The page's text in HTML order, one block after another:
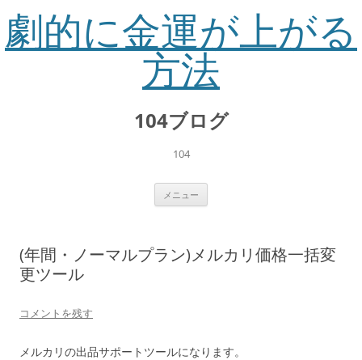
劇的に金運が上がる
方法
104ブログ
104
メニュー
(年間・ノーマルプラン)メルカリ価格一括変
更ツール
コメントを残す
メルカリの出品サポートツールになります。